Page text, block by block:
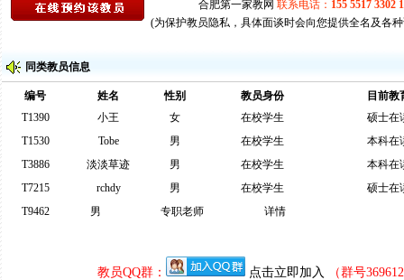
(为保护教员隐私，具体面谈时会向您提供全名及各
同类教员信息
编号 姓名 性别 教员身份
目前教
T1390
小王 女 在校学生
硕士在
T1530
Tobe 男 在校学生
本科在
T3886
淡淡草迹 男 在校学生
本科在
T7215
rchdy 男 在校学生
硕士在
T9462
男 专职老师 详情
教员QQ群： 点击立即加入 （群号